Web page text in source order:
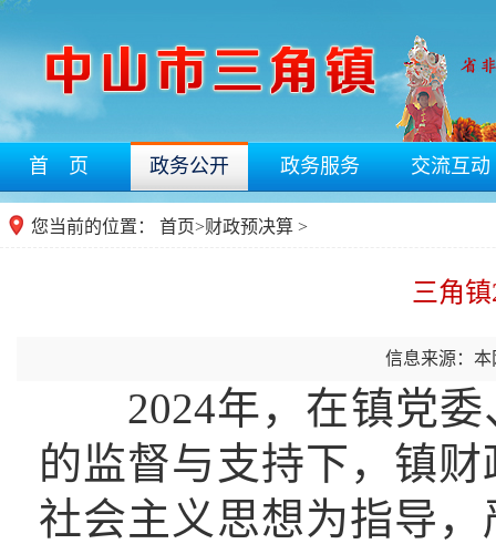
首 页 政务公开 政务服务 交流互动
您当前的位置： 首页>财政预决算 >
三角
信息来源：本
2024年，在镇党委
的监督与支持下，镇
社会主义思想为指导